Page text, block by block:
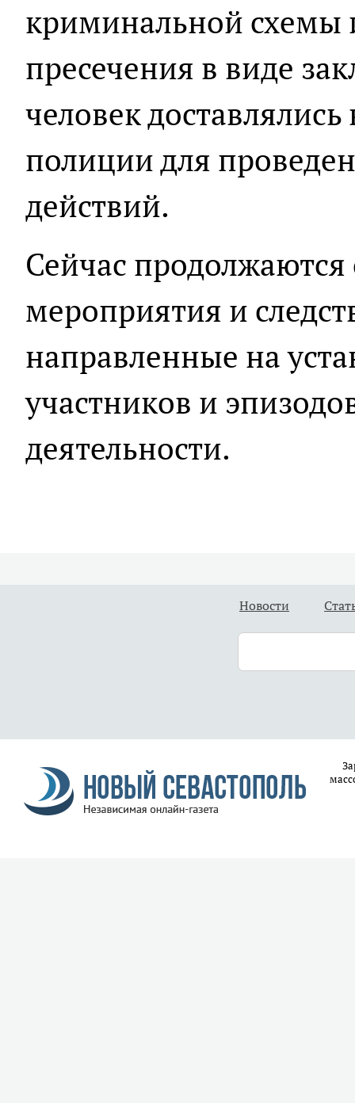
криминальной схемы
пресечения в виде
человек
полиции для
действий.
Сейчас
мероприятия и
направленные на
участников и
деятельности.
Новости